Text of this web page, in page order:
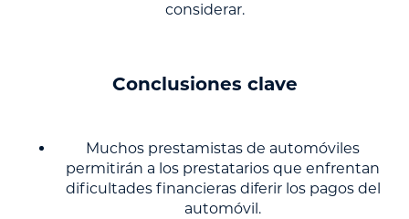
considerar.
Conclusiones clave
Muchos prestamistas de automóviles
permitirán a los prestatarios que enfrentan
dificultades financieras diferir los pagos del
automóvil.